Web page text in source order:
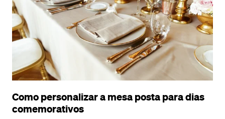
Como personalizar a mesa posta para dias
comemorativos